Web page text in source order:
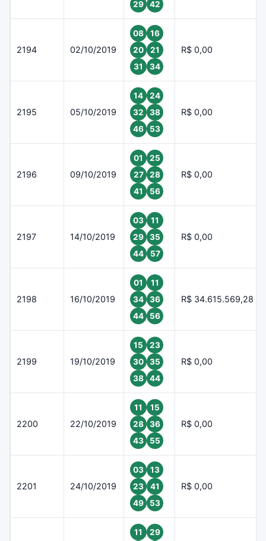
29
42
2194 02/10/2019
08
16
20
21
31
34
R$ 0,00
2195 05/10/2019
14
24
32
38
46
53
R$ 0,00
2196 09/10/2019
01
25
27
28
41
56
R$ 0,00
2197 14/10/2019
03
11
29
35
44
57
R$ 0,00
2198 16/10/2019
01
11
34
36
44
56
R$ 34.615.569,28
2199 19/10/2019
15
23
30
35
38
44
R$ 0,00
2200 22/10/2019
11
15
28
36
43
55
R$ 0,00
2201 24/10/2019
03
13
23
41
49
53
R$ 0,00
11 29